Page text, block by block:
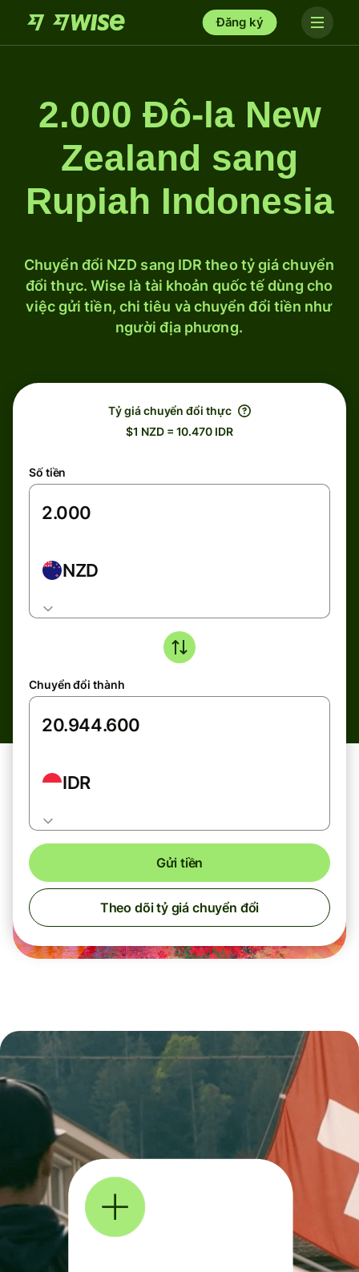
Đăng ký
2.000 Đô-la New
Zealand sang
Rupiah Indonesia
Chuyển đổi NZD sang IDR theo tỷ giá chuyển
đổi thực. Wise là tài khoản quốc tế dùng cho
việc gửi tiền, chi tiêu và chuyển đổi tiền như
người địa phương.
Tỷ giá chuyển đổi thực
$1 NZD = 10.470 IDR
Số tiền
NZD
Chuyển đổi thành
IDR
Gửi tiền
Theo dõi tỷ giá chuyển đổi